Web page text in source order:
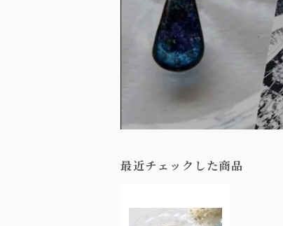
最近チェックした商品